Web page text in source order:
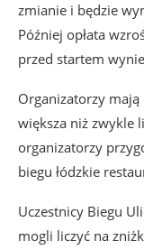
zmianie i będzie
Później opłata
przed startem
Organizatorzy mają
większa niż zwykle
organizatorzy
biegu łódzkie
Uczestnicy Biegu
mogli liczyć na